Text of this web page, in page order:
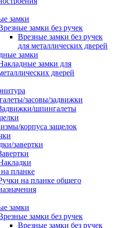
замки
замки без ручек
Врезные замки без ручек
для металлических дверей
замки
замки для
дверей
засовы/задвижки
шпингалеты
корпуса защелок
завертки
планке
на планке общего
замки
замки без ручек
Врезные замки без ручек